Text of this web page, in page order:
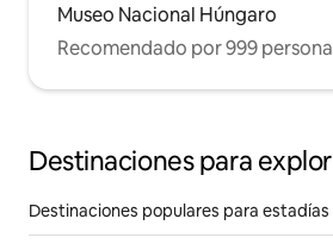
Museo Nacional Húngaro
Recomendado por 999
Destinaciones para
Destinaciones populares para estadías